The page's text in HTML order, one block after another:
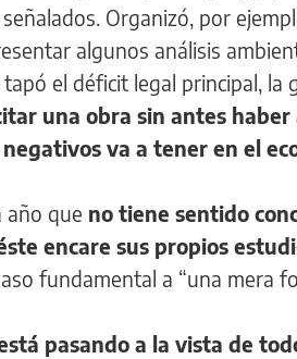
Organizó, por
algunos análisis
el déficit legal principal, la
una obra sin antes
va a tener en el
año que no tiene sentido
encare sus propios
fundamental a “una mera
pasando a la vista de